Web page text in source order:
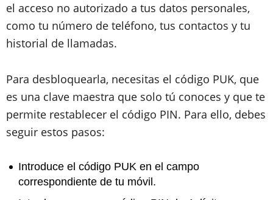
el acceso no autorizado a tus datos personales,
como tu número de teléfono, tus contactos y tu
historial de llamadas.
Para desbloquearla, necesitas el código PUK, que
es una clave maestra que solo tú conoces y que te
permite restablecer el código PIN. Para ello, debes
seguir estos pasos:
Introduce el código PUK en el campo
correspondiente de tu móvil.